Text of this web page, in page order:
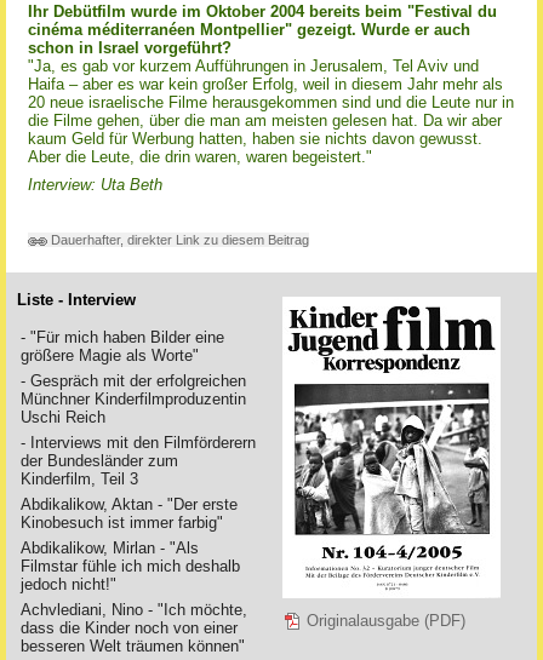
Ihr Debütfilm wurde im Oktober 2004 bereits beim "Festival du
cinéma méditerranéen Montpellier" gezeigt. Wurde er auch
schon in Israel vorgeführt?
"Ja, es gab vor kurzem Aufführungen in Jerusalem, Tel Aviv und
Haifa – aber es war kein großer Erfolg, weil in diesem Jahr mehr als
20 neue israelische Filme herausgekommen sind und die Leute nur in
die Filme gehen, über die man am meisten gelesen hat. Da wir aber
kaum Geld für Werbung hatten, haben sie nichts davon gewusst.
Aber die Leute, die drin waren, waren begeistert."
Interview: Uta Beth
Dauerhafter, direkter Link zu diesem Beitrag
Liste - Interview
- "Für mich haben Bilder eine
größere Magie als Worte"
- Gespräch mit der erfolgreichen
Münchner Kinderfilmproduzentin
Uschi Reich
- Interviews mit den Filmförderern
der Bundesländer zum
Kinderfilm, Teil 3
Abdikalikow, Aktan - "Der erste
Kinobesuch ist immer farbig"
Abdikalikow, Mirlan - "Als
Filmstar fühle ich mich deshalb
jedoch nicht!"
Achvlediani, Nino - "Ich möchte,
dass die Kinder noch von einer
besseren Welt träumen können"
Originalausgabe (PDF)